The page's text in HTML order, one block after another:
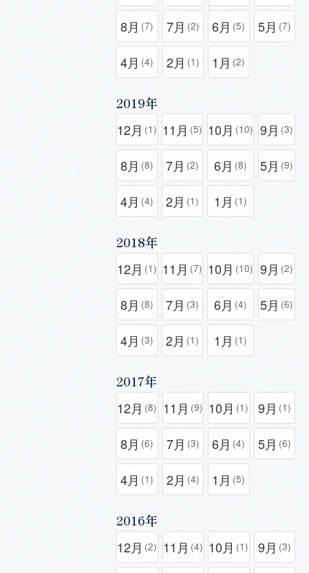
8月 (7) 7月 (2) 6月 (5) 5月 (7)
4月 (4) 2月 (1) 1月 (2)
2019年
12月 (1) 11月 (5) 10月 (10) 9月 (3)
8月 (8) 7月 (2) 6月 (8) 5月 (9)
4月 (4) 2月 (1) 1月 (1)
2018年
12月 (1) 11月 (7) 10月 (10) 9月 (2)
8月 (8) 7月 (3) 6月 (4) 5月 (6)
4月 (3) 2月 (1) 1月 (1)
2017年
12月 (8) 11月 (9) 10月 (1) 9月 (1)
8月 (6) 7月 (3) 6月 (4) 5月 (6)
4月 (1) 2月 (4) 1月 (5)
2016年
12月 (2) 11月 (4) 10月 (1) 9月 (3)